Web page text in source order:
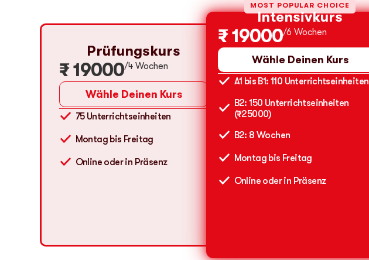
Prüfungskurs
₹ 19000/4 Wochen
Wähle Deinen Kurs
75 Unterrichtseinheiten
Montag bis Freitag
Online oder in Präsenz
MOST POPULAR CHOICE
Intensivkurs
₹ 19000/6 Wochen
Wähle Deinen Kurs
A1 bis B1: 110 Unterrichtseinheiten
B2: 150 Unterrichtseinheiten
(₹25000)
B2: 8 Wochen
Montag bis Freitag
Online oder in Präsenz